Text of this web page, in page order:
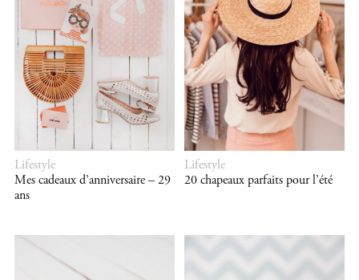
Lifestyle
Mes cadeaux d’anniversaire – 29
ans
Lifestyle
20 chapeaux parfaits pour l’été